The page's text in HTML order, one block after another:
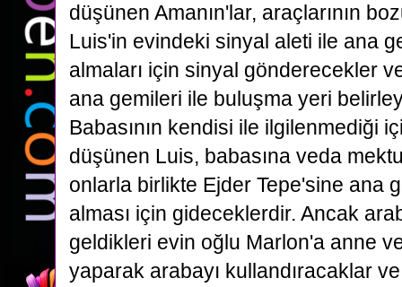
düşünen Amanın'lar, araçlarının
Luis'in evindeki sinyal aleti ile ana
almaları için sinyal gönderecekler
ana gemileri ile buluşma yeri
Babasının kendisi ile ilgilenmediği
düşünen Luis, babasına veda
onlarla birlikte Ejder Tepe'sine ana
alması için gideceklerdir. Ancak
geldikleri evin oğlu Marlon'a anne
yaparak arabayı kullandıracaklar